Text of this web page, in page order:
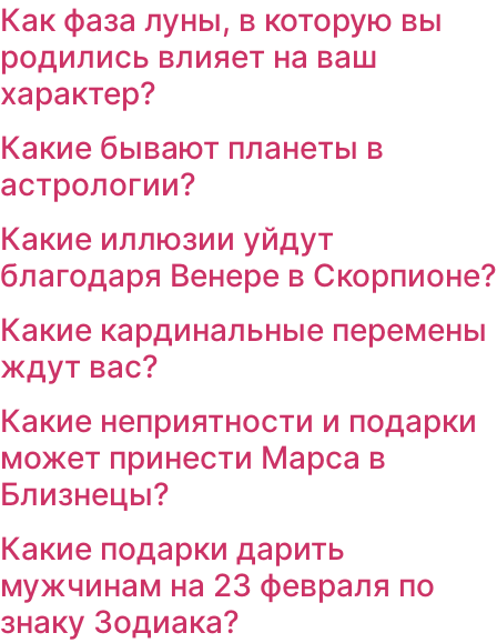
Как фаза луны, в которую вы
родились влияет на ваш
характер?
Какие бывают планеты в
астрологии?
Какие иллюзии уйдут
благодаря Венере в Скорпионе?
Какие кардинальные перемены
ждут вас?
Какие неприятности и подарки
может принести Марса в
Близнецы?
Какие подарки дарить
мужчинам на 23 февраля по
знаку Зодиака?